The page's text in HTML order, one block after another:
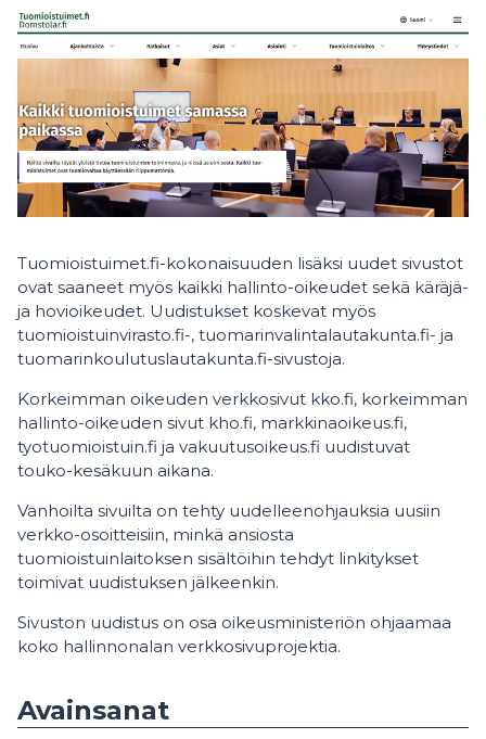
Tuomioistuimet.fi-kokonaisuuden lisäksi uudet sivustot
ovat saaneet myös kaikki hallinto-oikeudet sekä käräjä-
ja hovioikeudet. Uudistukset koskevat myös
tuomioistuinvirasto.fi-, tuomarinvalintalautakunta.fi- ja
tuomarinkoulutuslautakunta.fi-sivustoja.
Korkeimman oikeuden verkkosivut kko.fi, korkeimman
hallinto-oikeuden sivut kho.fi, markkinaoikeus.fi,
tyotuomioistuin.fi ja vakuutusoikeus.fi uudistuvat
touko-kesäkuun aikana.
Vanhoilta sivuilta on tehty uudelleenohjauksia uusiin
verkko-osoitteisiin, minkä ansiosta
tuomioistuinlaitoksen sisältöihin tehdyt linkitykset
toimivat uudistuksen jälkeenkin.
Sivuston uudistus on osa oikeusministeriön ohjaamaa
koko hallinnonalan verkkosivuprojektia.
Avainsanat